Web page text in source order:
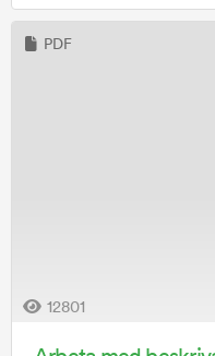
PDF
12801